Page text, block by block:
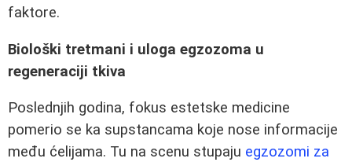
faktore.
Biološki tretmani i uloga egzozoma u
regeneraciji tkiva
Poslednjih godina, fokus estetske medicine
pomerio se ka supstancama koje nose informacije
među ćelijama. Tu na scenu stupaju egzozomi za